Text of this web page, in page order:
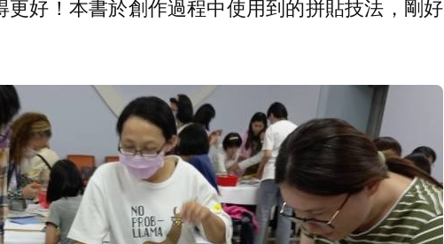
好！本書於創作過程中使用到的拼貼技法，剛好